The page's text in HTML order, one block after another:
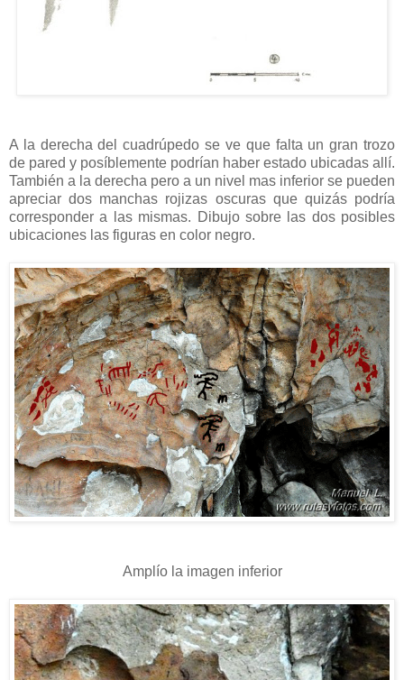
A la derecha del cuadrúpedo se ve que falta un gran trozo
de pared y posíblemente podrían haber estado ubicadas allí.
También a la derecha pero a un nivel mas inferior se pueden
apreciar dos manchas rojizas oscuras que quizás podría
corresponder a las mismas. Dibujo sobre las dos posibles
ubicaciones las figuras en color negro.
Amplío la imagen inferior